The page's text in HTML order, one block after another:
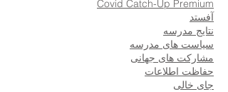
Covid Catch-Up Premium
آفستد
نتایج مدرسه
سیاست های مدرسه
مشارکت های جهانی
حفاظت اطلاعات
جای خالی